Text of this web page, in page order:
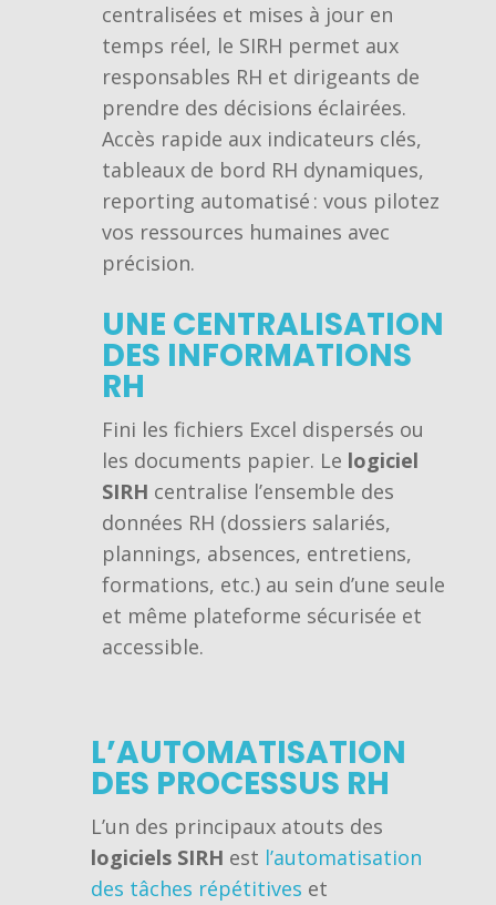
centralisées et mises à jour en
temps réel, le SIRH permet aux
responsables RH et dirigeants de
prendre des décisions éclairées.
Accès rapide aux indicateurs clés,
tableaux de bord RH dynamiques,
reporting automatisé : vous pilotez
vos ressources humaines avec
précision.
UNE CENTRALISATION
DES INFORMATIONS
RH
Fini les fichiers Excel dispersés ou
les documents papier. Le logiciel
SIRH centralise l’ensemble des
données RH (dossiers salariés,
plannings, absences, entretiens,
formations, etc.) au sein d’une seule
et même plateforme sécurisée et
accessible.
L’AUTOMATISATION
DES PROCESSUS RH
L’un des principaux atouts des
logiciels SIRH est l’automatisation
des tâches répétitives et